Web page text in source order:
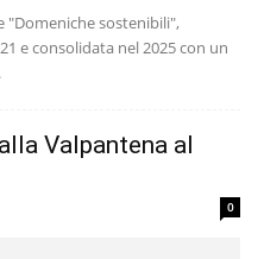
"Domeniche sostenibili",
e consolidata nel 2025 con un
Valpantena al
0